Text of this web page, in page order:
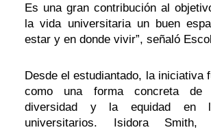
Es una gran contribución al
la vida universitaria un buen
estar y en donde vivir”, señaló
Desde el estudiantado, la iniciativa
como una forma concreta de
diversidad y la equidad en
universitarios. Isidora Smith,